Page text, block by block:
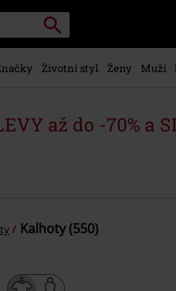
Vyhledávání
Životní styl Ženy Muži
až do -70% a
Kalhoty (550)